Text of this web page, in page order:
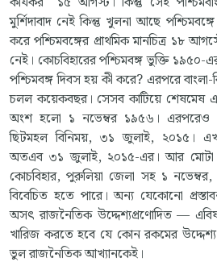
মুর্শিদাবাদ নেই কিন্তু খুলনা আছে
করে পশ্চিমবঙ্গের প্রাথমিক মানচিত্র ১৮
নেই। কোচবিহারের পশ্চিমবঙ্গ ভুক্তি
পশ্চিমবঙ্গ দিবস হয় কী করে? এরপরে বাংলা-
চলল কয়েকবছর। সেসব কাটিয়ে শেষমেষ
অংশ হলো ১ নভেম্বর ১৯৫৬। এরপরেও
ছিটমহল বিনিময়, ৩১ জুলাই, ২০১৫।
অতএব ৩১ জুলাই, ২০১৫-এর। আর মোটা
কোচবিহার, পুরুলিয়া জেলা সহ ১
বিবেচিত হতে পারে। অন্য যেকোনো
অসৎ রাজনৈতিক উদ্দেশ্যপ্রণোদিত —
খারিজ করতে হবে যে কোন রকমের
ভুল রাজনৈতিক আখ্যানকেই।